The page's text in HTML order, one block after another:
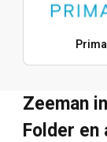
Zeeman
Folder en